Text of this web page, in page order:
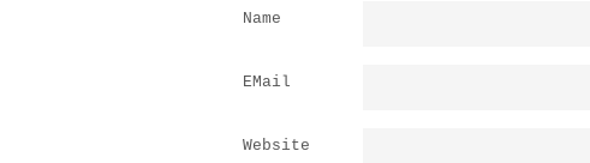
Name
EMail
Website